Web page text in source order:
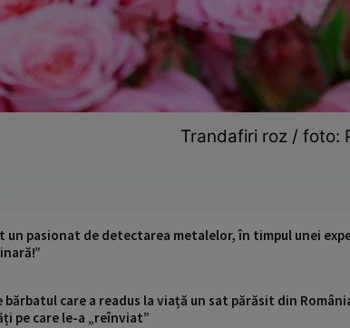
Trandafiri roz / foto:
un pasionat de detectarea metalelor, în timpul unei
bărbatul care a readus la viață un sat părăsit din
pe care le-a „reînviat”